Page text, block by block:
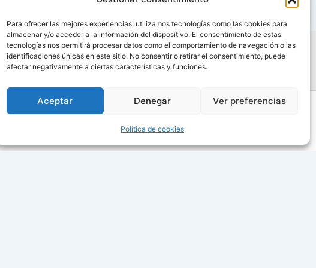
Para ofrecer las mejores experiencias, utilizamos tecnologías como las cookies para
almacenar y/o acceder a la información del dispositivo. El consentimiento de estas
tecnologías nos permitirá procesar datos como el comportamiento de navegación o las
identificaciones únicas en este sitio. No consentir o retirar el consentimiento, puede
afectar negativamente a ciertas características y funciones.
Aceptar Denegar Ver preferencias
Política de cookies
hora? |